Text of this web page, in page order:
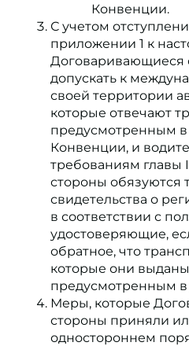
Конвенции.
С учетом
приложении 1 к
Договаривающиеся
допускать к
своей территории
которые отвечают
предусмотренным в
Конвенции, и
требованиям главы
стороны обязуются
свидетельства о
в соответствии с
удостоверяющие,
обратное, что
которые они
предусмотренным в
Меры, которые
стороны приняли
одностороннем